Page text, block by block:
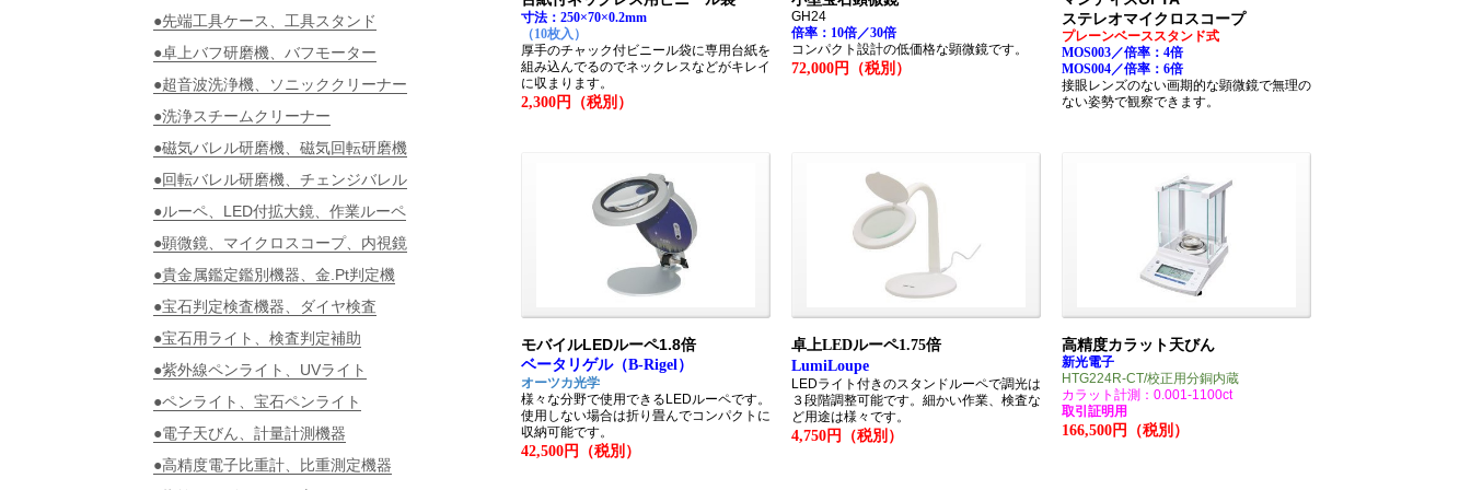
寸法：250×70×0.2mm
（10枚入）
厚手のチャック付ビニール袋に専用台紙を
組み込んでるのでネックレスなどがキレイ
に収まります。
2,300円（税別）
GH24
倍率：10倍／30倍
コンパクト設計の低価格な顕微鏡です。
72,000円（税別）
ステレオマイクロスコープ
プレーンベーススタンド式
MOS003／倍率：4倍
MOS004／倍率：6倍
接眼レンズのない画期的な顕微鏡で無理の
ない姿勢で観察できます。
モバイルLEDルーペ1.8倍
ベータリゲル（B-Rigel）
オーツカ光学
様々な分野で使用できるLEDルーペです。
使用しない場合は折り畳んでコンパクトに
収納可能です。
42,500円（税別）
卓上LEDルーペ1.75倍
LumiLoupe
LEDライト付きのスタンドルーペで調光は
３段階調整可能です。細かい作業、検査な
ど用途は様々です。
4,750円（税別）
高精度カラット天びん
新光電子
HTG224R-CT/校正用分銅内蔵
カラット計測：0.001-1100ct
取引証明用
166,500円（税別）
●先端工具ケース、工具スタンド
●卓上バフ研磨機、バフモーター
●超音波洗浄機、ソニッククリーナー
●洗浄スチームクリーナー
●磁気バレル研磨機、磁気回転研磨機
●回転バレル研磨機、チェンジバレル
●ルーペ、LED付拡大鏡、作業ルーペ
●顕微鏡、マイクロスコープ、内視鏡
●貴金属鑑定鑑別機器、金.Pt判定機
●宝石判定検査機器、ダイヤ検査
●宝石用ライト、検査判定補助
●紫外線ペンライト、UVライト
●ペンライト、宝石ペンライト
●電子天びん、計量計測機器
●高精度電子比重計、比重測定機器